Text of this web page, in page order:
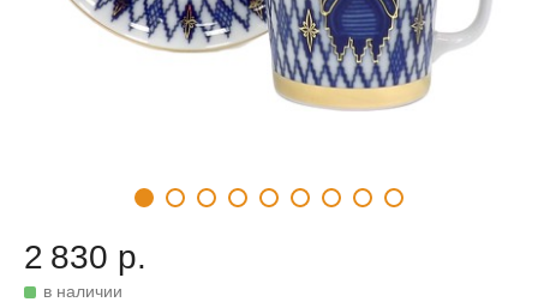
2 830 р.
в наличии